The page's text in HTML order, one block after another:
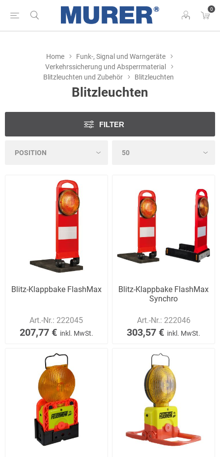
0
Home
Funk-, Signal und Warngeräte
Verkehrssicherung und Absperrmaterial
Blitzleuchten und Zubehör
Blitzleuchten
Blitzleuchten
FILTER
Blitz-Klappbake FlashMax
Art.-Nr.: 222045
207,77 € inkl. MwSt.
Blitz-Klappbake FlashMax
Synchro
Art.-Nr.: 222046
303,57 € inkl. MwSt.